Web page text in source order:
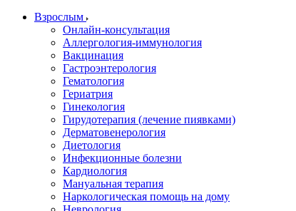
Взрослым
Онлайн-консультация
Аллергология-иммунология
Вакцинация
Гастроэнтерология
Гематология
Гериатрия
Гинекология
Гирудотерапия (лечение пиявками)
Дерматовенерология
Диетология
Инфекционные болезни
Кардиология
Мануальная терапия
Наркологическая помощь на дому